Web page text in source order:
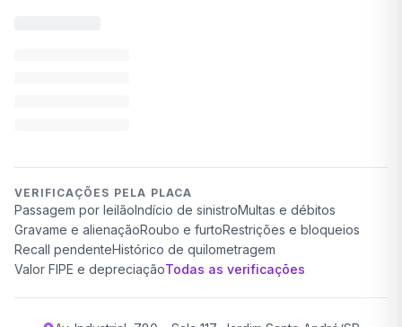
VERIFICAÇÕES PELA PLACA
Passagem por leilãoIndício de sinistroMultas e débitos
Gravame e alienaçãoRoubo e furtoRestrições e bloqueios
Recall pendenteHistórico de quilometragem
Valor FIPE e depreciaçãoTodas as verificações